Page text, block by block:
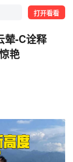
打开看看
辇-C诠释
艳